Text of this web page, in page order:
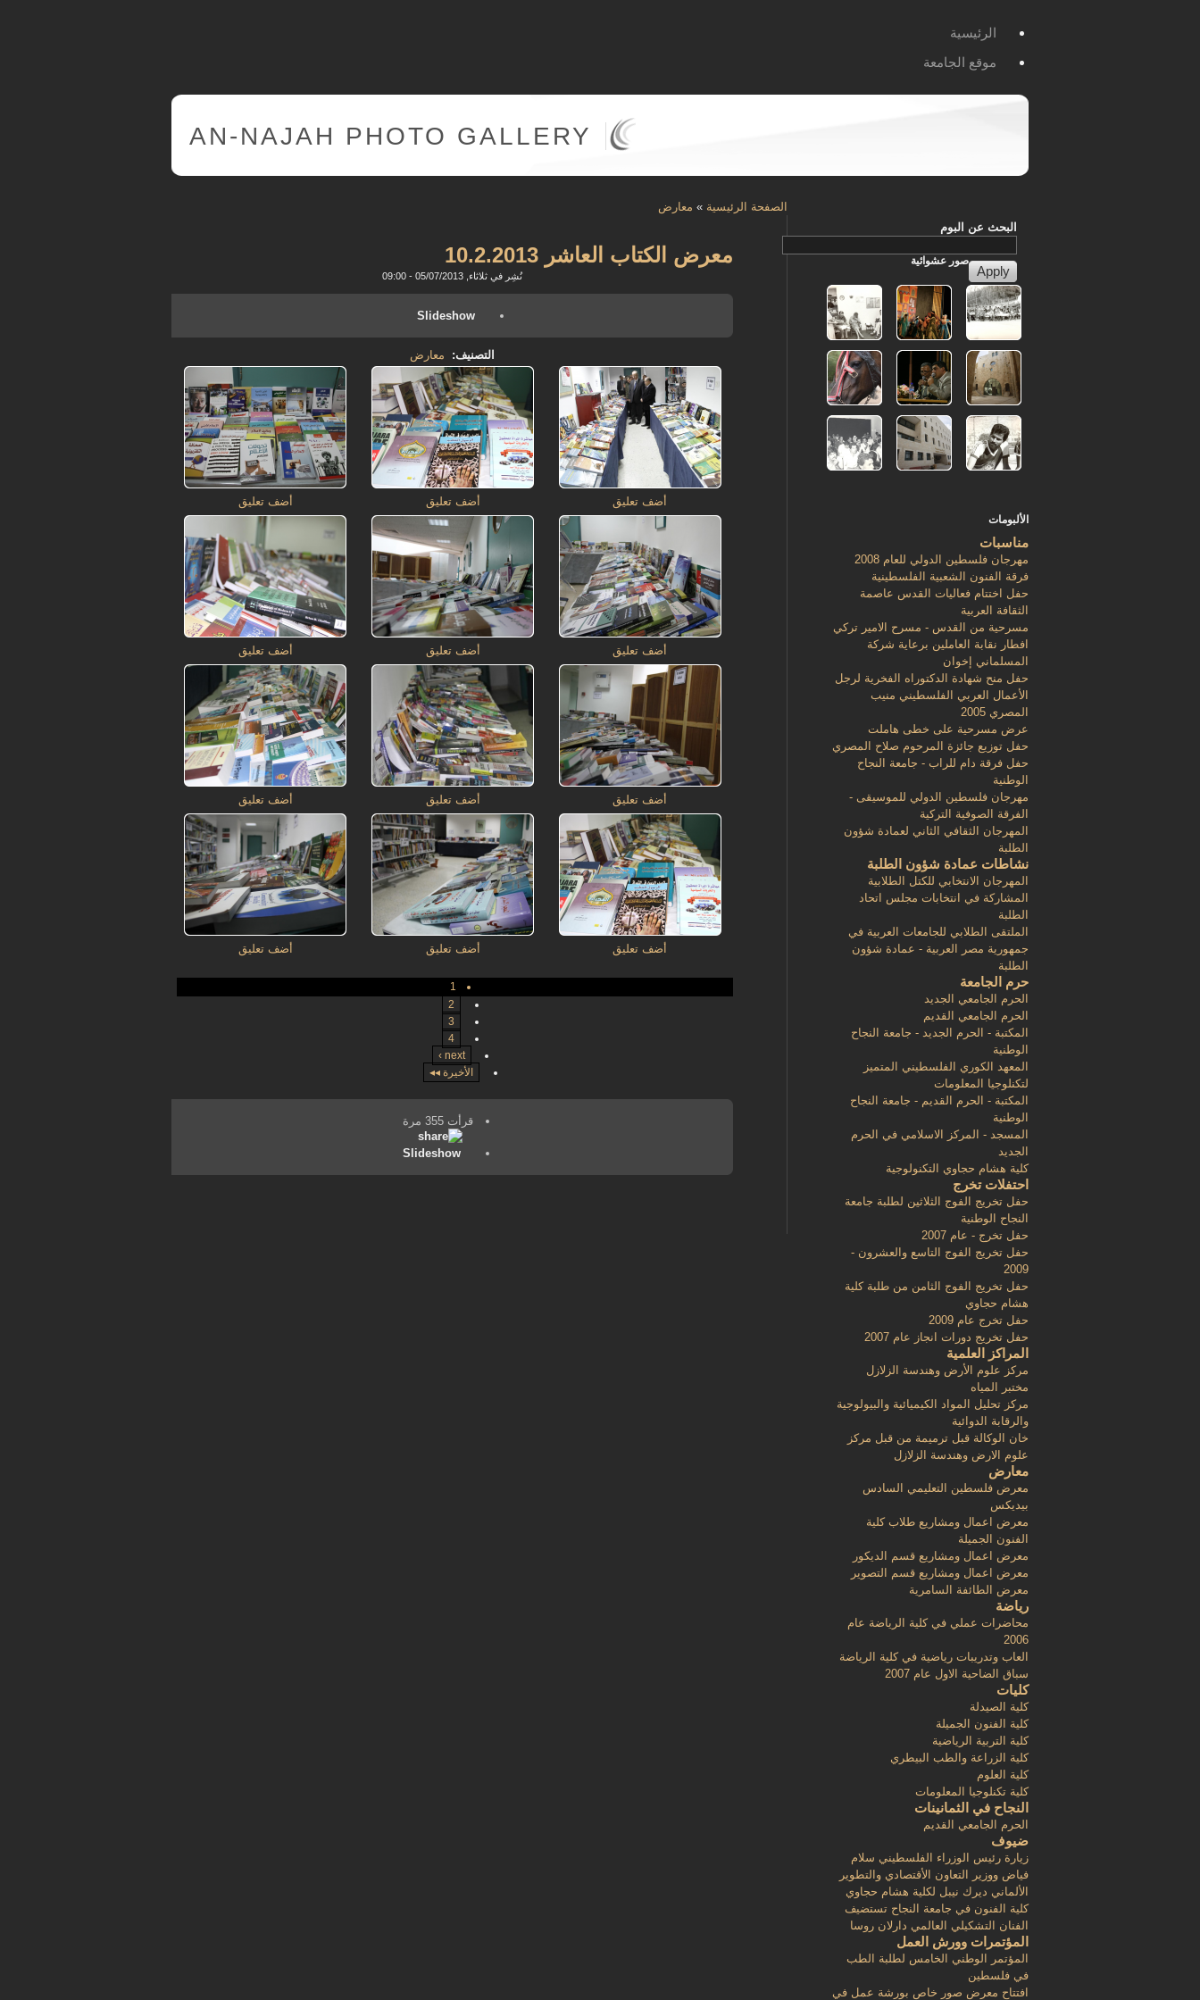
الرئيسية
موقع الجامعة
AN-NAJAH PHOTO GALLERY
الصفحة الرئيسية » معارض
معرض الكتاب العاشر 10.2.2013
نُشِر في ثلاثاء, 05/07/2013 - 09:00
Slideshow
التصنيف: معارض
أضف تعليق أضف تعليق أضف تعليق
أضف تعليق أضف تعليق أضف تعليق
أضف تعليق أضف تعليق أضف تعليق
أضف تعليق أضف تعليق أضف تعليق
1
2
3
4
next ›
الأخيرة ◂◂
قرأت 355 مرة
Slideshow
البحث عن البوم
صور عشوائية
الألبومات
مناسبات
مهرجان فلسطين الدولي للعام 2008
فرقة الفنون الشعبية الفلسطينية
حفل اختتام فعاليات القدس عاصمة
الثقافة العربية
مسرحية من القدس - مسرح الامير تركي
افطار نقابة العاملين برعاية شركة
المسلماني إخوان
حفل منح شهادة الدكتوراه الفخرية لرجل
الأعمال العربي الفلسطيني منيب
المصري 2005
عرض مسرحية على خطى هاملت
حفل توزيع جائزة المرحوم صلاح المصري
حفل فرقة دام للراب - جامعة النجاح
الوطنية
مهرجان فلسطين الدولي للموسيقى -
الفرقة الصوفية التركية
المهرجان الثقافي الثاني لعمادة شؤون
الطلبة
نشاطات عمادة شؤون الطلبة
المهرجان الانتخابي للكتل الطلابية
المشاركة في انتخابات مجلس اتحاد
الطلبة
الملتقى الطلابي للجامعات العربية في
جمهورية مصر العربية - عمادة شؤون
الطلبة
حرم الجامعة
الحرم الجامعي الجديد
الحرم الجامعي القديم
المكتبة - الحرم الجديد - جامعة النجاح
الوطنية
المعهد الكوري الفلسطيني المتميز
لتكنلوجيا المعلومات
المكتبة - الحرم القديم - جامعة النجاح
الوطنية
المسجد - المركز الاسلامي في الحرم
الجديد
كلية هشام حجاوي التكنولوجية
احتفلات تخرج
حفل تخريج الفوج الثلاثين لطلبة جامعة
النجاح الوطنية
حفل تخرج - عام 2007
حفل تخريج الفوج التاسع والعشرون -
2009
حفل تخريج الفوج الثامن من طلبة كلية
هشام حجاوي
حفل تخرج عام 2009
حفل تخريج دورات انجاز عام 2007
المراكز العلمية
مركز علوم الأرض وهندسة الزلازل
مختبر المياه
مركز تحليل المواد الكيميائية والبيولوجية
والرقابة الدوائية
خان الوكالة قبل ترميمة من قبل مركز
علوم الارض وهندسة الزلازل
معارض
معرض فلسطين التعليمي السادس
بيديكس
معرض اعمال ومشاريع طلاب كلية
الفنون الجميلة
معرض اعمال ومشاريع قسم الديكور
معرض اعمال ومشاريع قسم التصوير
معرض الطائفة السامرية
رياضة
محاضرات عملي في كلية الرياضة عام
2006
العاب وتدريبات رياضية في كلية الرياضة
سباق الضاحية الاول عام 2007
كليات
كلية الصيدلة
كلية الفنون الجميلة
كلية التربية الرياضية
كلية الزراعة والطب البيطري
كلية العلوم
كلية تكنلوجيا المعلومات
النجاح في الثمانينات
الحرم الجامعي القديم
ضيوف
زيارة رئيس الوزراء الفلسطيني سلام
فياض ووزير التعاون الأقتصادي والتطوير
الألماني ديرك نيبل لكلية هشام حجاوي
كلية الفنون في جامعة النجاح تستضيف
الفنان التشكيلي العالمي دارلان روسا
المؤتمرات وورش العمل
المؤتمر الوطني الخامس لطلبة الطب
في فلسطين
افتتاح معرض صور خاص بورشة عمل في